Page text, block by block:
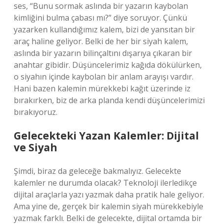
ses, “Bunu sormak aslında bir yazarın kaybolan
kimliğini bulma çabası mı?” diye soruyor. Çünkü
yazarken kullandığımız kalem, bizi de yansıtan bir
araç haline geliyor. Belki de her bir siyah kalem,
aslında bir yazarın bilinçaltını dışarıya çıkaran bir
anahtar gibidir. Düşüncelerimiz kağıda dökülürken,
o siyahın içinde kaybolan bir anlam arayışı vardır.
Hani bazen kalemin mürekkebi kağıt üzerinde iz
bırakırken, biz de arka planda kendi düşüncelerimizi
bırakıyoruz.
Gelecekteki Yazan Kalemler: Dijital
ve Siyah
Şimdi, biraz da geleceğe bakmalıyız. Gelecekte
kalemler ne durumda olacak? Teknoloji ilerledikçe
dijital araçlarla yazı yazmak daha pratik hale geliyor.
Ama yine de, gerçek bir kalemin siyah mürekkebiyle
yazmak farklı. Belki de gelecekte, dijital ortamda bir